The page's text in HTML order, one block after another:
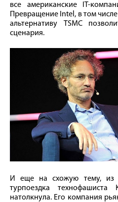
все американские IT-
Превращение Intel, в том
альтернативу TSMC
сценария.
И еще на схожую тему, из
турпоездка
натолкнула. Его компания